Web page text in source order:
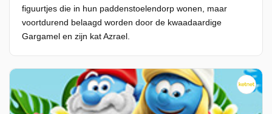
figuurtjes die in hun paddenstoelendorp wonen, maar
voortdurend belaagd worden door de kwaadaardige
Gargamel en zijn kat Azrael.